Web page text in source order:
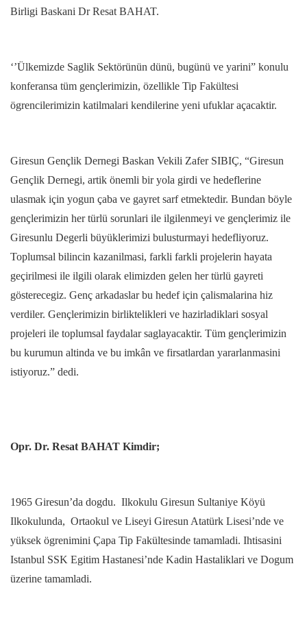
Birligi Baskani Dr Resat BAHAT.
‘’Ülkemizde Saglik Sektörünün dünü, bugünü ve yarini” konulu
konferansa tüm gençlerimizin, özellikle Tip Fakültesi
ögrencilerimizin katilmalari kendilerine yeni ufuklar açacaktir.
Giresun Gençlik Dernegi Baskan Vekili Zafer SIBIÇ, “Giresun
Gençlik Dernegi, artik önemli bir yola girdi ve hedeflerine
ulasmak için yogun çaba ve gayret sarf etmektedir. Bundan böyle
gençlerimizin her türlü sorunlari ile ilgilenmeyi ve gençlerimiz ile
Giresunlu Degerli büyüklerimizi bulusturmayi hedefliyoruz.
Toplumsal bilincin kazanilmasi, farkli farkli projelerin hayata
geçirilmesi ile ilgili olarak elimizden gelen her türlü gayreti
gösterecegiz. Genç arkadaslar bu hedef için çalismalarina hiz
verdiler. Gençlerimizin birliktelikleri ve hazirladiklari sosyal
projeleri ile toplumsal faydalar saglayacaktir. Tüm gençlerimizin
bu kurumun altinda ve bu imkân ve firsatlardan yararlanmasini
istiyoruz.” dedi.
Opr. Dr. Resat BAHAT Kimdir;
1965 Giresun’da dogdu. Ilkokulu Giresun Sultaniye Köyü
Ilkokulunda, Ortaokul ve Liseyi Giresun Atatürk Lisesi’nde ve
yüksek ögrenimini Çapa Tip Fakültesinde tamamladi. Ihtisasini
Istanbul SSK Egitim Hastanesi’nde Kadin Hastaliklari ve Dogum
üzerine tamamladi.